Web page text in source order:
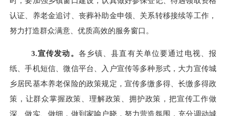
认证、养老金追讨、丧葬补助金申领、关系转移接续等工作，
努力打造群众满意、优质高效的服务窗口。
3.宣传发动。 各乡镇、县直有关单位要通过电视、报
纸、手机短信、微信平台、入户宣传等多种形式，大力宣传城
乡居民基本养老保险的政策规定，宣传多缴多得、长缴多得政
策，让群众掌握政策、理解政策、拥护政策，把宣传工作做
深、做实、做细，做到家喻户晓，努力营造氛围，充分调动城